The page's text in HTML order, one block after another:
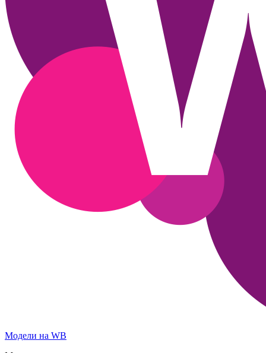
Модели на WB